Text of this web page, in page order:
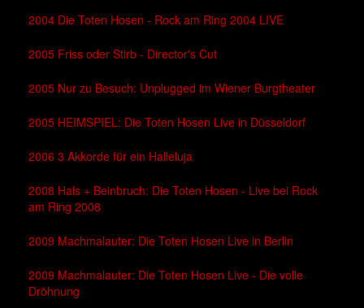
2004 Die Toten Hosen - Rock am Ring 2004 LIVE
2005 Friss oder Stirb - Director's Cut
2005 Nur zu Besuch: Unplugged im Wiener Burgtheater
2005 HEIMSPIEL: Die Toten Hosen Live in Düsseldorf
2006 3 Akkorde für ein Halleluja
2008 Hals + Beinbruch: Die Toten Hosen - Live bei Rock
am Ring 2008
2009 Machmalauter: Die Toten Hosen Live in Berlin
2009 Machmalauter: Die Toten Hosen Live - Die volle
Dröhnung